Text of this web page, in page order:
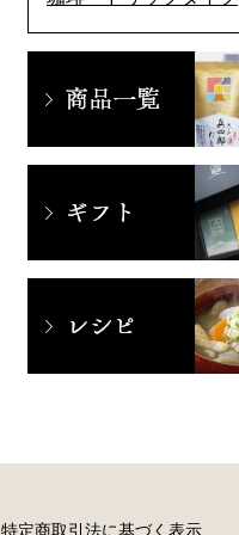
特定商取引法に基づく表示